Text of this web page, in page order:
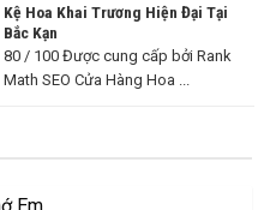
Kệ Hoa Khai Trương Hiện Đại Tại
Bắc Kạn
80 / 100 Được cung cấp bởi Rank
Math SEO Cửa Hàng Hoa ...